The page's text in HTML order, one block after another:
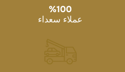
100
%
عملاء سعداء